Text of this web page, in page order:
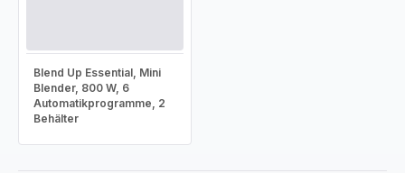
Blend Up Essential, Mini
Blender, 800 W, 6
Automatikprogramme, 2
Behälter